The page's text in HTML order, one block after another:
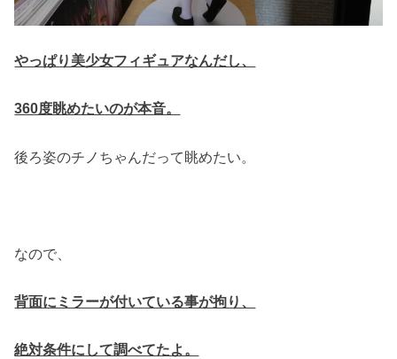
やっぱり美少女フィギュアなんだし、
360度眺めたいのが本音。
後ろ姿のチノちゃんだって眺めたい。
なので、
背面にミラーが付いている事が拘り、
絶対条件にして調べてたよ。